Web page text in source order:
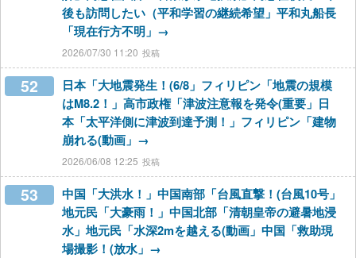
後も訪問したい（平和学習の継続希望」平和丸船長
「現在行方不明」→
2026/07/30 11:20
52
日本「大地震発生！(6/8」フィリピン「地震の規模
はM8.2！」高市政権「津波注意報を発令(重要」日
本「太平洋側に津波到達予測！」フィリピン「建物
崩れる(動画」→
2026/06/08 12:25
53
中国「大洪水！」中国南部「台風直撃！(台風10号」
地元民「大豪雨！」中国北部「清朝皇帝の避暑地浸
水」地元民「水深2mを越える(動画」中国「救助現
場撮影！(放水」→